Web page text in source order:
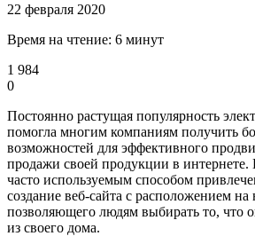
22 февраля 2020
Время на чтение: 6 минут
1 984
0
Постоянно растущая популярность
помогла многим компаниям получить
возможностей для эффективного
продажи своей продукции в
часто используемым способом
создание веб-сайта с расположением на
позволяющего людям выбирать то, что
из своего дома.